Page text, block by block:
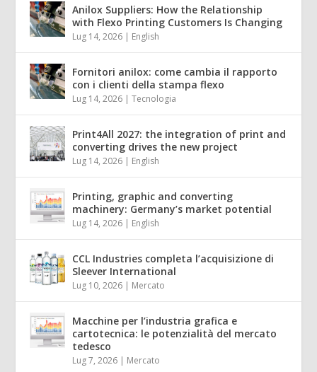
Anilox Suppliers: How the Relationship
with Flexo Printing Customers Is Changing
Lug 14, 2026 | English
Fornitori anilox: come cambia il rapporto
con i clienti della stampa flexo
Lug 14, 2026 |Tecnologia
Print4All 2027: the integration of print and
converting drives the new project
Lug 14, 2026 | English
Printing, graphic and converting
machinery: Germany’s market potential
Lug 14, 2026 | English
CCL Industries completa l’acquisizione di
Sleever International
Lug 10, 2026 | Mercato
Macchine per l’industria grafica e
cartotecnica: le potenzialità del mercato
tedesco
Lug 7, 2026 | Mercato